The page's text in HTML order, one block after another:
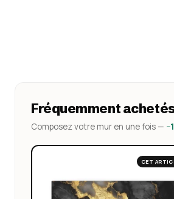
Fréquemment
Composez votre mur en une fois —
CET